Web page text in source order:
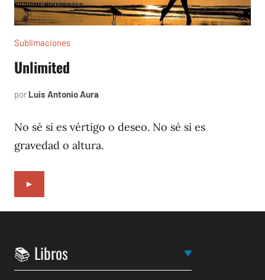
Sublimaciones
Unlimited
por Luis Antonio Aura
2023
No sé si es vértigo o deseo. No sé si es
gravedad o altura.
►